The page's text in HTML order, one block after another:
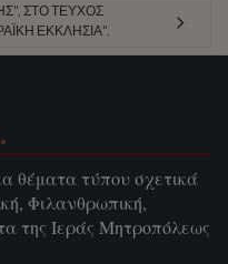
ΣΤΟ ΤΕΎΧΟΣ
ΕΚΚΛΗΣΊΑ”.
θέματα τύπου σχετικά
Φιλανθρωπική,
της Ιεράς Μητροπόλεως